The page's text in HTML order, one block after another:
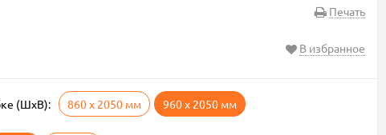
Печать
В избранное
(ШxВ): 860 х 2050 мм 960 х 2050 мм